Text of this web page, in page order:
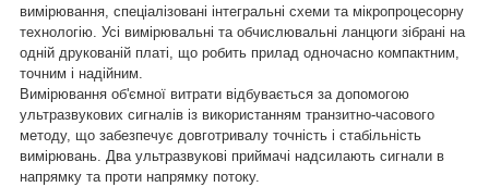
вимірювання, спеціалізовані інтегральні схеми та мікропроцесорну
технологію. Усі вимірювальні та обчислювальні ланцюги зібрані на
одній друкованій платі, що робить прилад одночасно компактним,
точним і надійним.
Вимірювання об'ємної витрати відбувається за допомогою
ультразвукових сигналів із використанням транзитно-часового
методу, що забезпечує довготривалу точність і стабільність
вимірювань. Два ультразвукові приймачі надсилають сигнали в
напрямку та проти напрямку потоку.